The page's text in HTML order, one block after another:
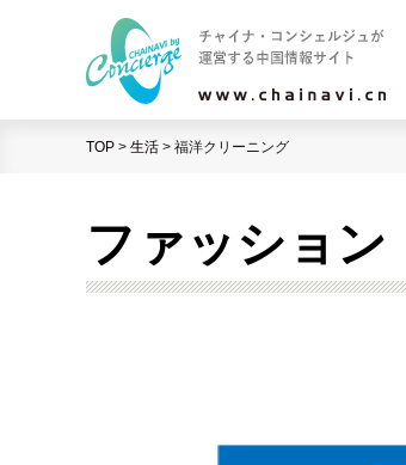
TOP > 生活 > 福洋クリーニング
ファッション